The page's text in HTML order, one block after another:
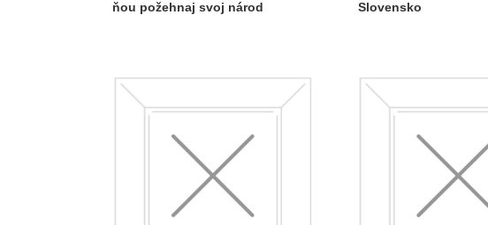
ňou požehnaj svoj národ
Slovensko